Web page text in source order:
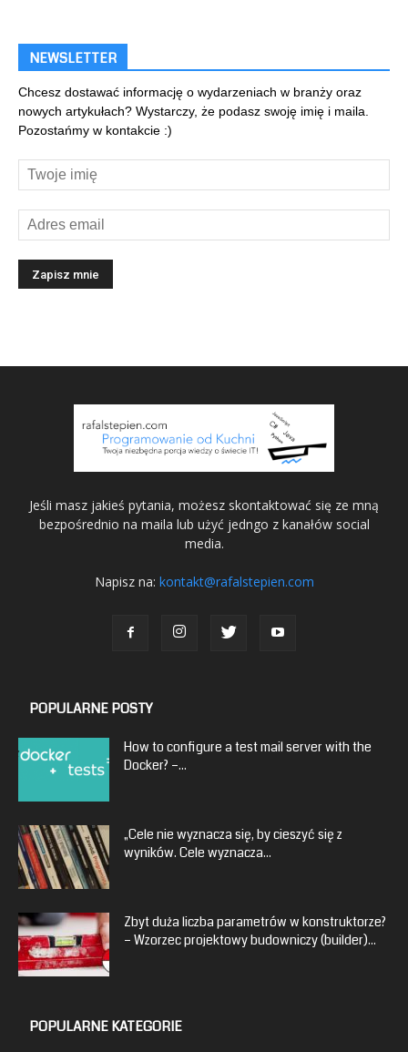
NEWSLETTER
Chcesz dostawać informację o wydarzeniach w branży oraz
nowych artykułach? Wystarczy, że podasz swoję imię i maila.
Pozostańmy w kontakcie :)
Jeśli masz jakieś pytania, możesz skontaktować się ze mną
bezpośrednio na maila lub użyć jedngo z kanałów social
media.
Napisz na: kontakt@rafalstepien.com
POPULARNE POSTY
How to configure a test mail server with the
Docker? –...
„Cele nie wyznacza się, by cieszyć się z
wyników. Cele wyznacza...
Zbyt duża liczba parametrów w konstruktorze?
– Wzorzec projektowy budowniczy (builder)...
POPULARNE KATEGORIE